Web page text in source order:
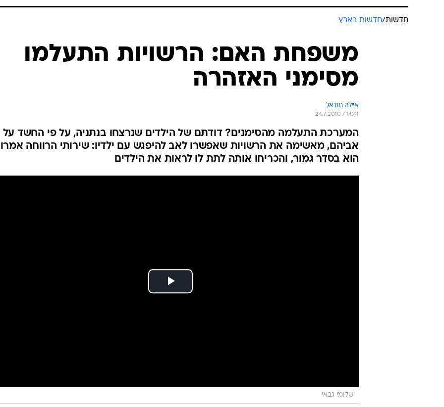
המייל האדום
חדשות/חדשות בארץ
משפחת האם: הרשויות התעלמו
מסימני האזהרה
איילה חננאל
24.7.2010 / 14:41
המערכת התעלמה מהסימנים? דודתם של הילדים שנרצחו בנתניה, על פי החשד על
אביהם, מאשימה את הרשויות שאפשרו לאב להיפגש עם ילדיו: שירותי הרווחה
הוא בסדר גמור, והכריחו אותה לתת לו לראות את הילדים
שלומי גבאי